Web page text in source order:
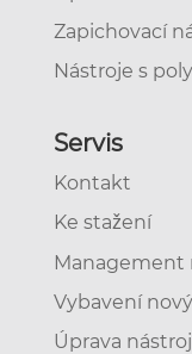
Zapichovací
Nástroje s
Servis
Kontakt
Ke stažení
Management
Vybavení
Úprava